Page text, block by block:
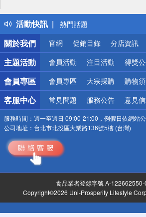
活動快訊
得獎公告
熱門話題
銀行優惠
偏遠地區配送
詐騙網頁！請小心！
關於我們
官網 促銷目錄 分店資訊
主題活動 會員活動 注目活動 得獎
會員專區 會員專區 大宗採購 購物
客服中心 常見問題 服務公告 意見
服務時間： 週一至週日 09:00-21:00，例假日依網站
公司地址： 台北市北投區大業路136號5樓 (台灣)
食品業者登錄字號 A-
Copyright©2026 Uni-Prosperity Lifestyle